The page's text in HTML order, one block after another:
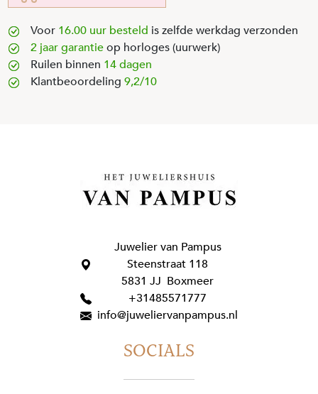
Voor 16.00 uur besteld is zelfde werkdag verzonden
2 jaar garantieop horloges (uurwerk)
Ruilen binnen 14 dagen
Klantbeoordeling 9,2/10
Juwelier van Pampus
Steenstraat 118
5831 JJ Boxmeer
+31485571777
info@juweliervanpampus.nl
SOCIALS